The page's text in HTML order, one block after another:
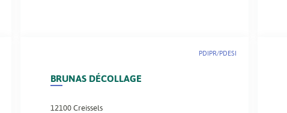
BRUNAS DÉCOLLAGE
PDIPR/PDESI
12100 Creissels